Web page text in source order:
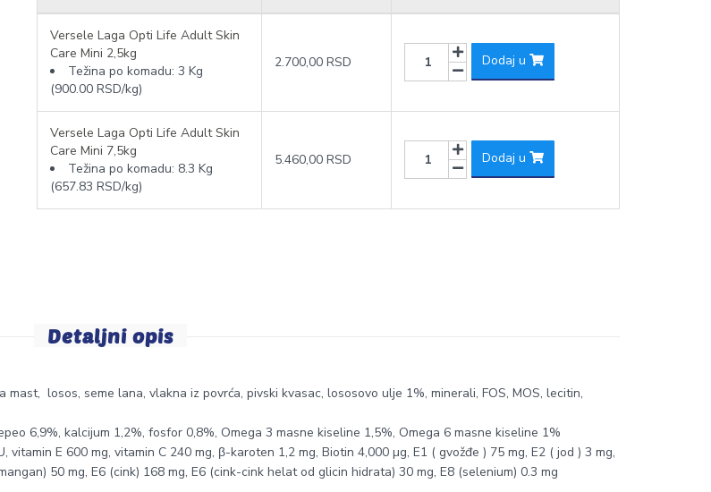
Versele Laga Opti Life Adult Skin
Care Mini 2,5kg
Težina po komadu: 3 Kg
(900.00 RSD/kg)
2.700,00 RSD Dodaj u
Versele Laga Opti Life Adult Skin
Care Mini 7,5kg
Težina po komadu: 8.3 Kg
(657.83 RSD/kg)
5.460,00 RSD Dodaj u
Detaljni opis
losos, seme lana, vlakna iz povrća, pivski kvasac, lososovo ulje 1%, minerali, FOS, MOS, lecitin,
6,9%, kalcijum 1,2%, fosfor 0,8%, Omega 3 masne kiseline 1,5%, Omega 6 masne kiseline 1%
E 600 mg, vitamin C 240 mg, β-karoten 1,2 mg, Biotin 4,000 µg, E1 ( gvožđe ) 75 mg, E2 ( jod ) 3 mg,
50 mg, E6 (cink) 168 mg, E6 (cink-cink helat od glicin hidrata) 30 mg, E8 (selenium) 0.3 mg